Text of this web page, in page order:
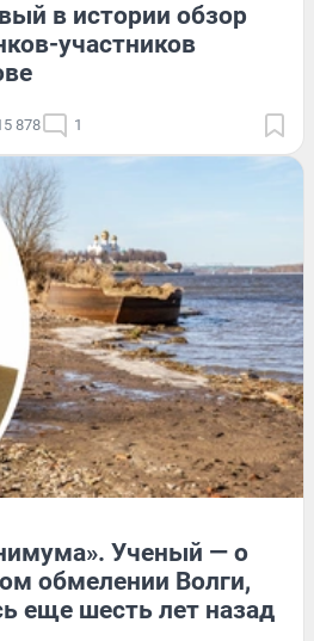
в истории обзор
участников
878 1
Ученый — о
обмелении Волги,
еще шесть лет назад